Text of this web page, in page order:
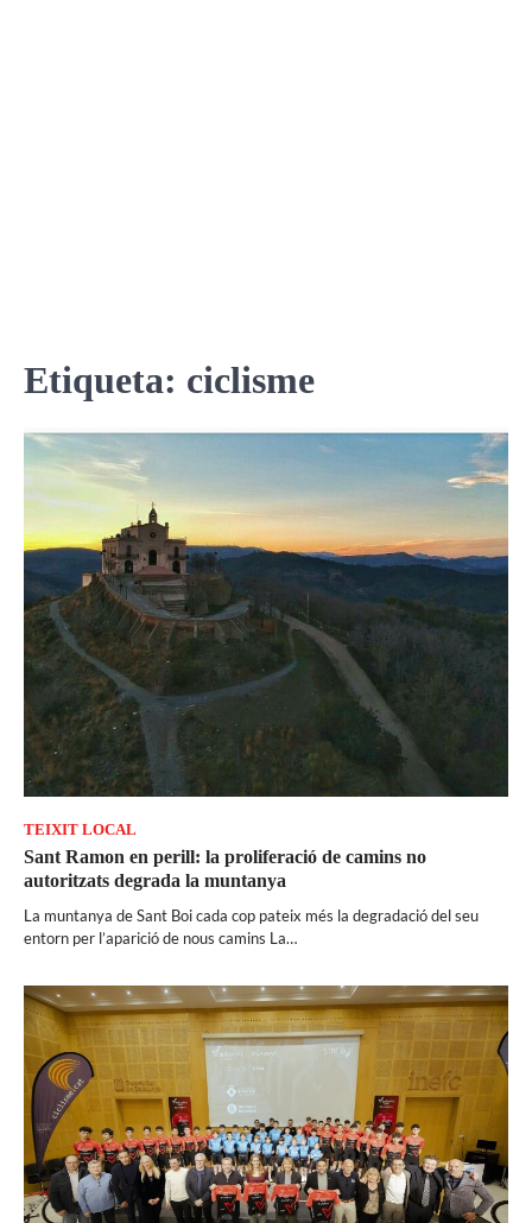
Etiqueta: ciclisme
TEIXIT LOCAL
Sant Ramon en perill: la proliferació de camins no
autoritzats degrada la muntanya
La muntanya de Sant Boi cada cop pateix més la degradació del seu
entorn per l’aparició de nous camins La…